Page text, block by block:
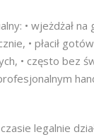
• wjeżdżał na
• płacił
• często bez
legalnie